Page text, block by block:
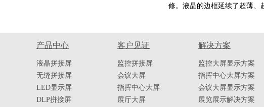
修。液晶的边框延续了超薄、
产品中心
液晶拼接屏
无缝拼接屏
LED显示屏
DLP拼接屏
客户见证
监控拼接屏
会议大屏
指挥中心大屏
展厅大屏
解决方案
监控大屏显示方案
指挥中心大屏方案
会议大屏显示方案
展览展示解决方案